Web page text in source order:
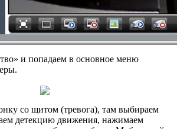
и попадаем в основное меню
со щитом (тревога), там выбираем
детекцию движения, нажимаем